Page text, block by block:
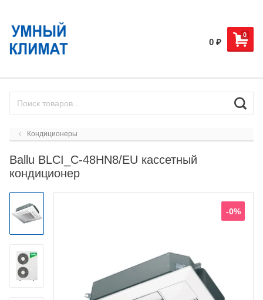
0
0 ₽
Кондиционеры
Ballu BLCI_C-48HN8/EU кассетный
кондиционер
-0%